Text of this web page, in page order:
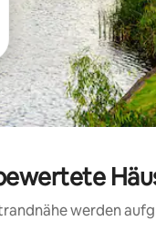
werden